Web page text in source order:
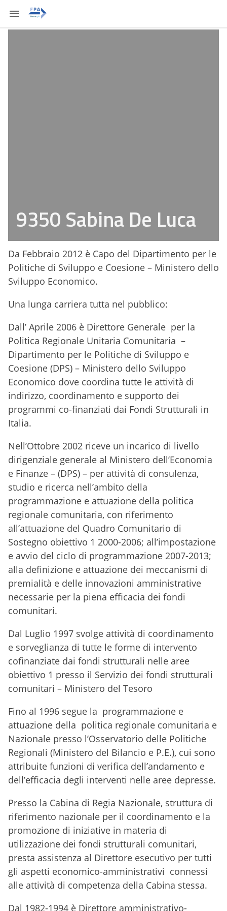
9350 Sabina De Luca
Da Febbraio 2012 è Capo del Dipartimento per le
Politiche di Sviluppo e Coesione – Ministero dello
Sviluppo Economico.
Una lunga carriera tutta nel pubblico:
Dall’ Aprile 2006 è Direttore Generale per la
Politica Regionale Unitaria Comunitaria –
Dipartimento per le Politiche di Sviluppo e
Coesione (DPS) – Ministero dello Sviluppo
Economico dove coordina tutte le attività di
indirizzo, coordinamento e supporto dei
programmi co-finanziati dai Fondi Strutturali in
Italia.
Nell’Ottobre 2002 riceve un incarico di livello
dirigenziale generale al Ministero dell’Economia
e Finanze – (DPS) – per attività di consulenza,
studio e ricerca nell’ambito della
programmazione e attuazione della politica
regionale comunitaria, con riferimento
all’attuazione del Quadro Comunitario di
Sostegno obiettivo 1 2000-2006; all’impostazione
e avvio del ciclo di programmazione 2007-2013;
alla definizione e attuazione dei meccanismi di
premialità e delle innovazioni amministrative
necessarie per la piena efficacia dei fondi
comunitari.
Dal Luglio 1997 svolge attività di coordinamento
e sorveglianza di tutte le forme di intervento
cofinanziate dai fondi strutturali nelle aree
obiettivo 1 presso il Servizio dei fondi strutturali
comunitari – Ministero del Tesoro
Fino al 1996 segue la programmazione e
attuazione della politica regionale comunitaria e
Nazionale presso l’Osservatorio delle Politiche
Regionali (Ministero del Bilancio e P.E.), cui sono
attribuite funzioni di verifica dell’andamento e
dell’efficacia degli interventi nelle aree depresse.
Presso la Cabina di Regia Nazionale, struttura di
riferimento nazionale per il coordinamento e la
promozione di iniziative in materia di
utilizzazione dei fondi strutturali comunitari,
presta assistenza al Direttore esecutivo per tutti
gli aspetti economico-amministrativi connessi
alle attività di competenza della Cabina stessa.
Dal 1982-1994 è Direttore amministrativo-